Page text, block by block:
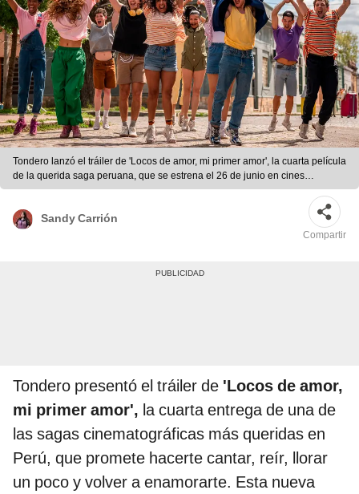
Tondero lanzó el tráiler de 'Locos de amor, mi primer amor', la cuarta película
de la querida saga peruana, que se estrena el 26 de junio en cines
nacionales. Foto: difusión | Foto: difusión
Sandy Carrión
Compartir
Tondero presentó el tráiler de 'Locos de amor,
mi primer amor', la cuarta entrega de una de
las sagas cinematográficas más queridas en
Perú, que promete hacerte cantar, reír, llorar
un poco y volver a enamorarte. Esta nueva